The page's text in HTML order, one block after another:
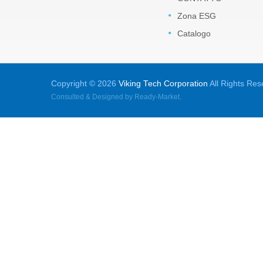
Zona ESG
Catalogo
Copyright © 2026 Viking Tech Corporation All Rights
Consulted & Designed by Ready-Market.